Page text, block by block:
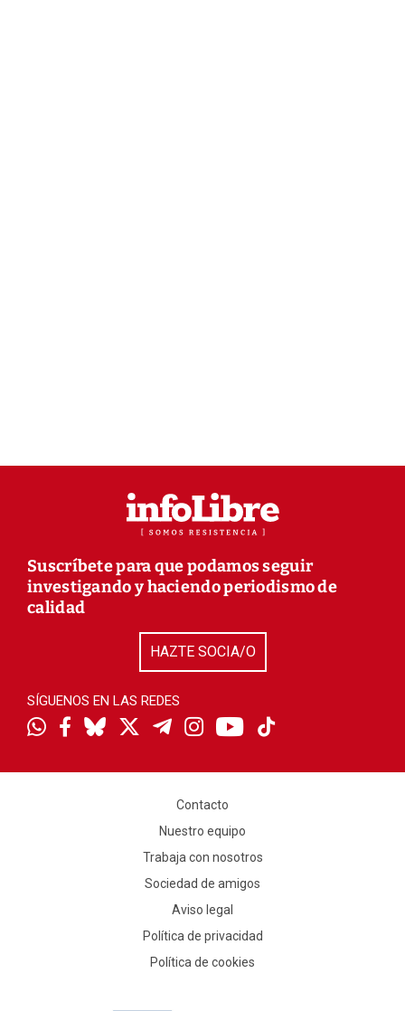
Suscríbete para que podamos seguir
investigando y haciendo periodismo de
calidad
HAZTE SOCIA/O
SÍGUENOS EN LAS REDES
Contacto
Nuestro equipo
Trabaja con nosotros
Sociedad de amigos
Aviso legal
Política de privacidad
Política de cookies